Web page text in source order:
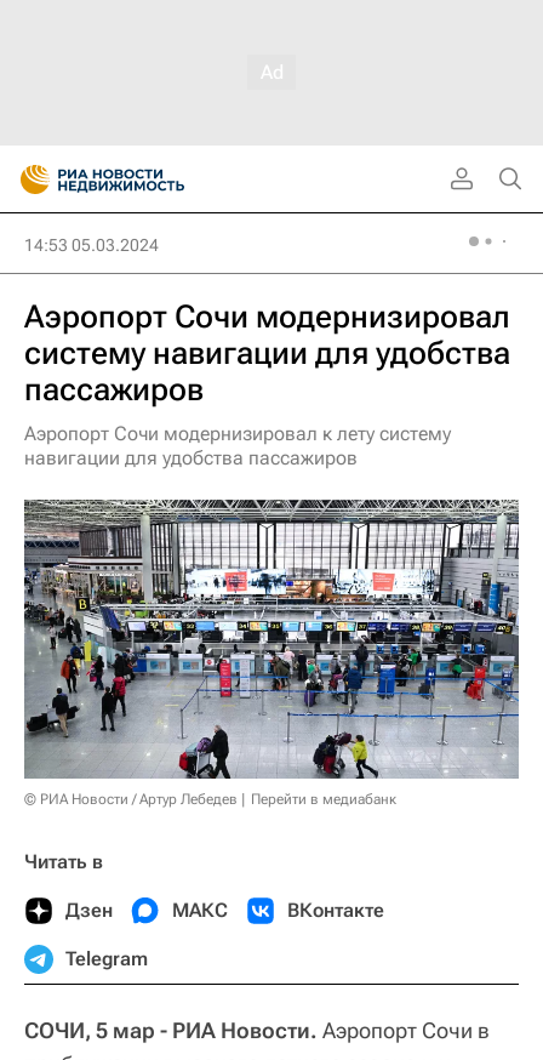
14:53 05.03.2024
Аэропорт Сочи модернизировал
систему навигации для удобства
пассажиров
Аэропорт Сочи модернизировал к лету систему
навигации для удобства пассажиров
© РИА Новости / Артур Лебедев Перейти в медиабанк
Читать в
Дзен МАКС ВКонтакте
Telegram
СОЧИ, 5 мар - РИА Новости. Аэропорт Сочи в